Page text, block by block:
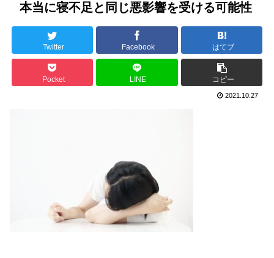
本当に寝不足と同じ悪影響を受ける可能性
Twitter Facebook はてブ
Pocket LINE コピー
2021.10.27